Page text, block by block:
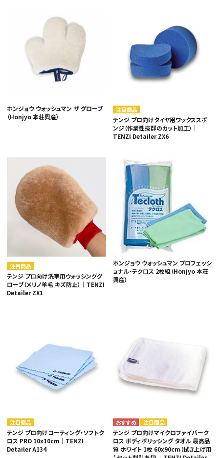
ホンジョウ ウォッシュマン ザ グローブ
（Honjyo 本荘興産）
注目商品
テンジ プロ向けタイヤ用ワックススポ
ンジ（作業性抜群のカット加工）｜
TENZI Detailer ZX6
注目商品
テンジ プロ向け洗車用ウォッシンググ
ローブ（メリノ羊毛 キズ防止）｜TENZI
Detailer ZX1
ホンジョウ ウォッシュマン プロフェッシ
ョナル・テクロス 2枚組（Honjyo 本荘
興産）
注目商品
テンジ プロ向けコーティング・ソフトク
ロス PRO 10x10cm｜TENZI
Detailer A134
注目商品
テンジ プロ向けマイクロファイバーク
ロス ボディポリッシング タオル 最高品
質 ホワイト 1枚 60x90cm（拭き上げ用